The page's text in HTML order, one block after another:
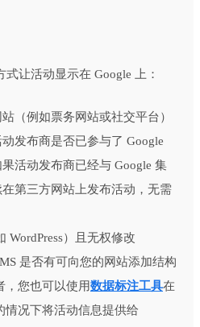
让活动显示在 Google 上：
（例如票务网站或社交平台）
发布商是否已参与了 Google
活动发布商已经与 Google 集
第三方网站上发布活动，无需
WordPress）且无权修改
是否有可向您的网站添加结构
，您也可以使用数据标注工具在
情况下将活动信息提供给